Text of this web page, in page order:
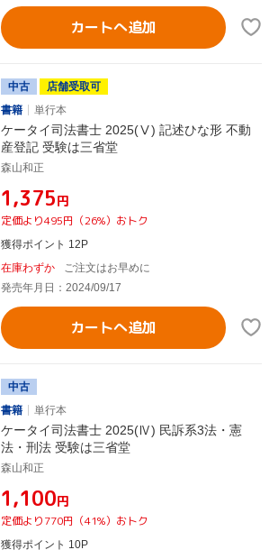
カートへ追加
中古
店舗受取可
書籍
単行本
ケータイ司法書士 2025(Ⅴ) 記述ひな形 不動
産登記 受験は三省堂
森山和正
¥1,375円
定価より495円（26%）おトク
獲得ポイント 12P
在庫わずか
ご注文はお早めに
発売年月日：2024/09/17
カートへ追加
中古
書籍
単行本
ケータイ司法書士 2025(Ⅳ) 民訴系3法・憲
法・刑法 受験は三省堂
森山和正
¥1,100円
定価より770円（41%）おトク
獲得ポイント 10P